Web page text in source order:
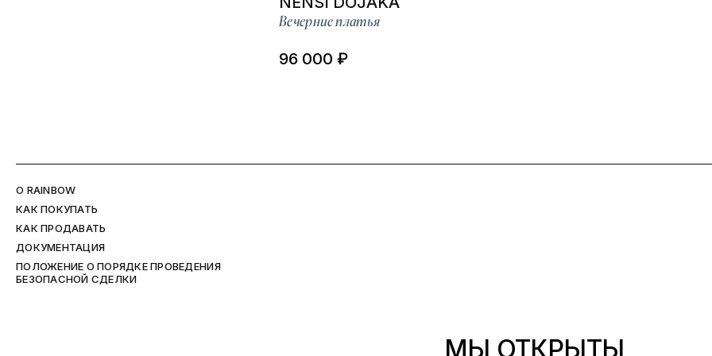
Вечерние платья
96 000 ₽
O RAINBOW
КАК ПОКУПАТЬ
КАК ПРОДАВАТЬ
ДОКУМЕНТАЦИЯ
ПОЛОЖЕНИЕ О ПОРЯДКЕ ПРОВЕДЕНИЯ
БЕЗОПАСНОЙ СДЕЛКИ
МЫ ОТКРЫТЫ